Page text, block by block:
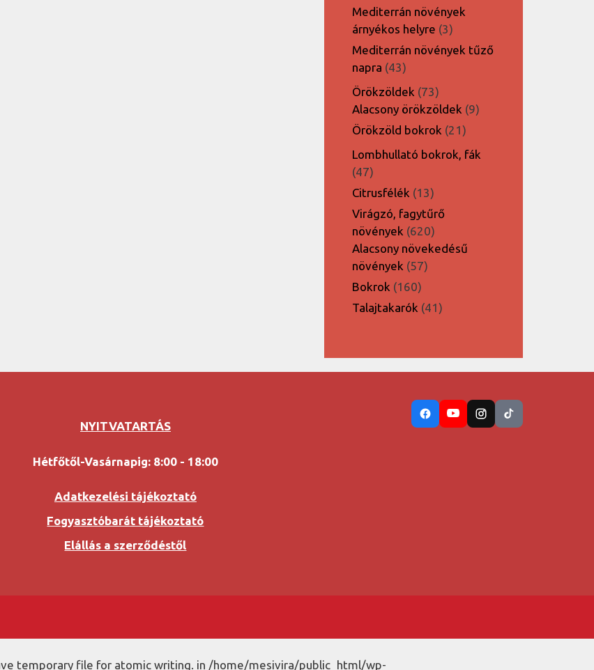
Mediterrán növények
árnyékos helyre 33
termék
Mediterrán növények tűző
napra 4343
termék
Örökzöldek 7373
termék
Alacsony örökzöldek 99
Örökzöld bokrok 2121
termék
Lombhullató bokrok, fák
4747
termék
Citrusfélék 1313
termék
Virágzó, fagytűrő
növények 620620
termék
Alacsony növekedésű
növények 5757
Bokrok 160160
termék
Talajtakarók 4141
NYITVATARTÁS
Hétfőtől-Vasárnapig: 8:00 - 18:00
Adatkezelési tájékoztató
Fogyasztóbarát tájékoztató
Elállás a szerződéstől
temporary file for atomic writing. in /home/mesivira/public_html/wp-